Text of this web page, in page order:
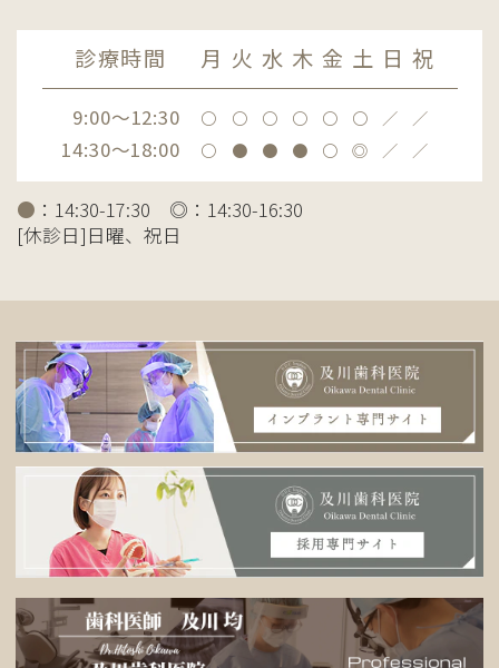
診療時間 月 火 水 木 金 土 日 祝
9:00～12:30 〇 〇 〇 〇 〇 〇 ／ ／
14:30～18:00 〇 ● ● ● 〇 ◎ ／ ／
● ：14:30-17:30 ◎：14:30-16:30
[休診日]日曜、祝日